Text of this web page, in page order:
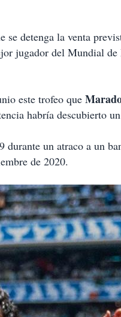
se detenga la venta
jugador del Mundial
este trofeo que
habría descubierto
durante un atraco a un
de 2020.